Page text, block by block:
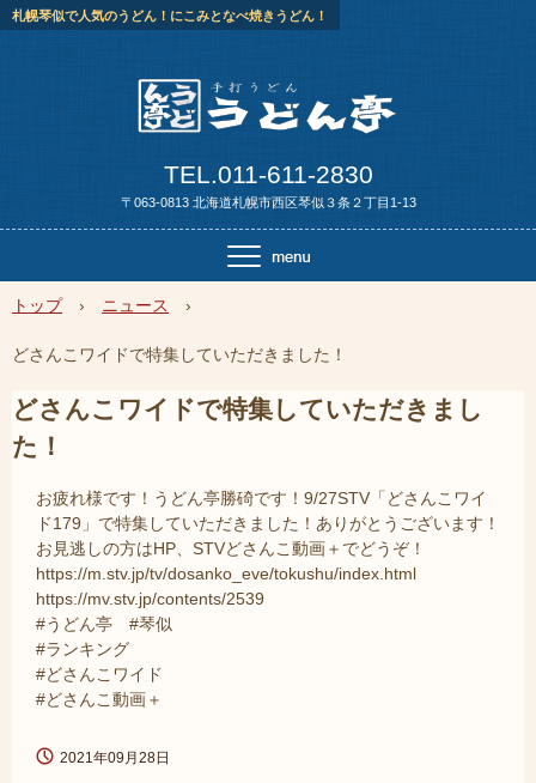
札幌琴似で人気のうどん！にこみとなべ焼きうどん！
TEL.011-611-2830
〒063-0813 北海道札幌市西区琴似３条２丁目1-13
トップ › ニュース ›
どさんこワイドで特集していただきました！
どさんこワイドで特集していただきまし
た！
お疲れ様です！うどん亭勝碕です！9/27STV「どさんこワイ
ド179」で特集していただきました！ありがとうございます！
お見逃しの方はHP、STVどさんこ動画＋でどうぞ！
https://m.stv.jp/tv/dosanko_eve/tokushu/index.html
https://mv.stv.jp/contents/2539
#うどん亭 #琴似
#ランキング
#どさんこワイド
#どさんこ動画＋
2021年09月28日